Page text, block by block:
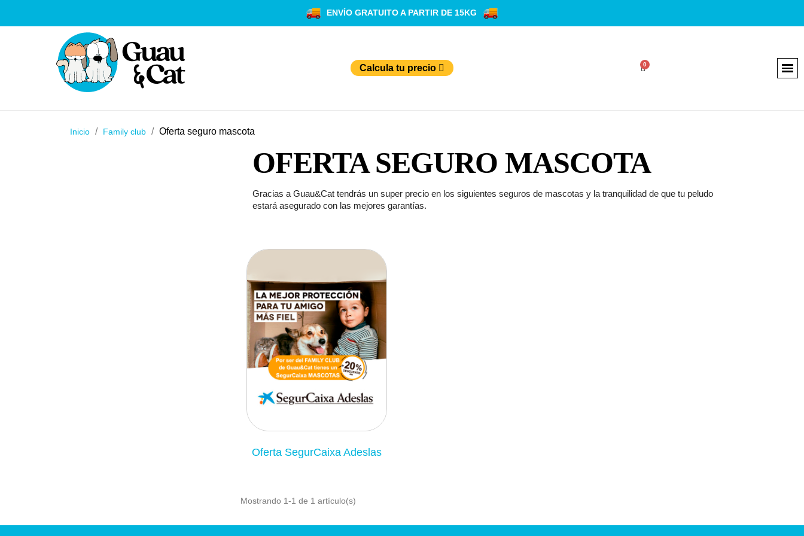
ENVÍO GRATUITO A PARTIR DE 15KG
Calcula tu precio
Inicio Family club Oferta seguro mascota
OFERTA SEGURO MASCOTA
Gracias a Guau&Cat tendrás un super precio en los siguientes seguros de mascotas y la tranquilidad de que tu peludo
estará asegurado con las mejores garantías.
Oferta SegurCaixa Adeslas
Mostrando 1-1 de 1 artículo(s)